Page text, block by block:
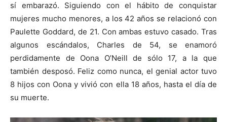
sí embarazó. Siguiendo con el hábito de conquistar
mujeres mucho menores, a los 42 años se relacionó con
Paulette Goddard, de 21. Con ambas estuvo casado. Tras
algunos escándalos, Charles de 54, se enamoró
perdidamente de Oona O’Neill de sólo 17, a la que
también desposó. Feliz como nunca, el genial actor tuvo
8 hijos con Oona y vivió con ella 18 años, hasta el día de
su muerte.